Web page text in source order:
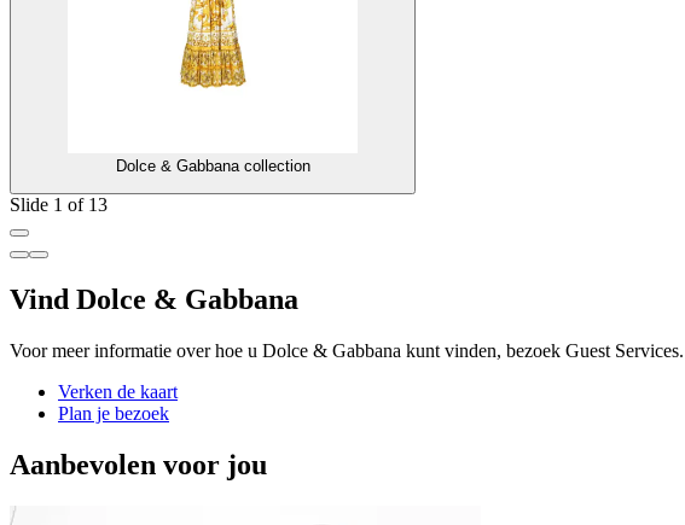
Dolce & Gabbana collection
Slide 1 of 13
Vind Dolce & Gabbana
Voor meer informatie over hoe u Dolce & Gabbana kunt vinden, bezoek Guest Services.
Verken de kaart
Plan je bezoek
Aanbevolen voor jou